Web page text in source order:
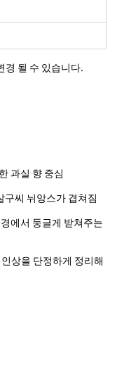
될 수 있습니다.
과실 향 중심
구씨 뉘앙스가 겹쳐짐
에서 둥글게 받쳐주는
상을 단정하게 정리해